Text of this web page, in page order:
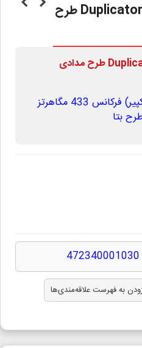
ریموت 4 کانال بلوتوثی Duplicator طرح
ریموت 4 کانال بلوتوثی Duplicator طرح مدادی
ریموت های Duplicator (کپیر) فرکانس 433 مگاهرتز
بتا
472340001030
به فهرست علاقه‌مندی‌ها